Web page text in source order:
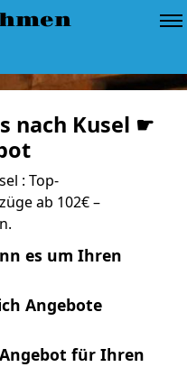
nach Kusel ☛
: Top-
ab 102€ –
es um Ihren
Angebote
für Ihren